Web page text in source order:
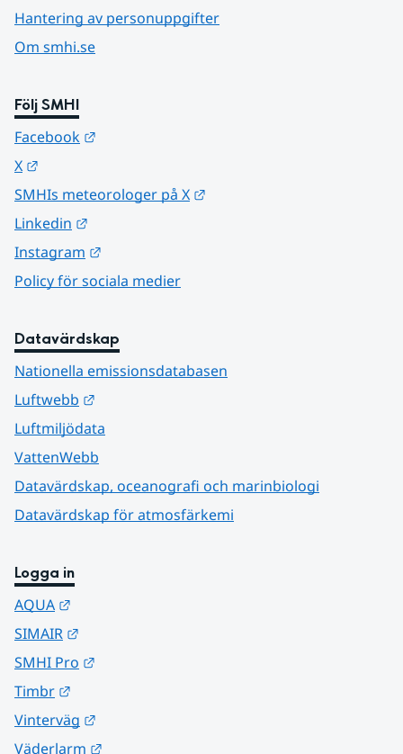
Hantering av personuppgifter
Om smhi.se
Följ SMHI
Facebook
X
SMHIs meteorologer på X
Linkedin
Instagram
Policy för sociala medier
Datavärdskap
Nationella emissionsdatabasen
Luftwebb
Luftmiljödata
VattenWebb
Datavärdskap, oceanografi och marinbiologi
Datavärdskap för atmosfärkemi
Logga in
AQUA
SIMAIR
SMHI Pro
Timbr
Vinterväg
Väderlarm